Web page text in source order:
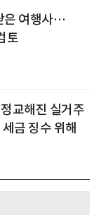
은 여행사…
토
교해진 실거주
금 징수 위해